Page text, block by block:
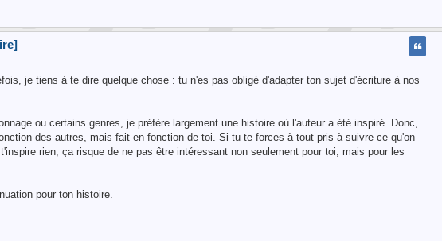
je tiens à te dire quelque chose : tu n'es pas obligé d'adapter ton sujet d'écriture à nos
ou certains genres, je préfère largement une histoire où l'auteur a été inspiré. Donc,
des autres, mais fait en fonction de toi. Si tu te forces à tout pris à suivre ce qu'on
rien, ça risque de ne pas être intéressant non seulement pour toi, mais pour les
pour ton histoire.